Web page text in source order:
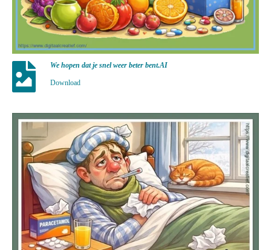
We hopen dat je snel weer beter bent.AI
Download